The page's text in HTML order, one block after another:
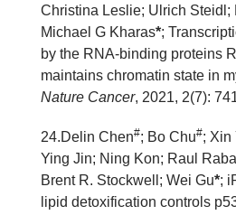
Christina Leslie; Ulrich Steidl;
Michael G Kharas*;
by the RNA-binding proteins
maintains chromatin state in
Nature Cancer, 2021, 2(7):
24.Delin Chen#; Bo Chu#; Xin
Ying Jin; Ning Kon; Raul
Brent R. Stockwell; Wei Gu*;
lipid detoxification controls